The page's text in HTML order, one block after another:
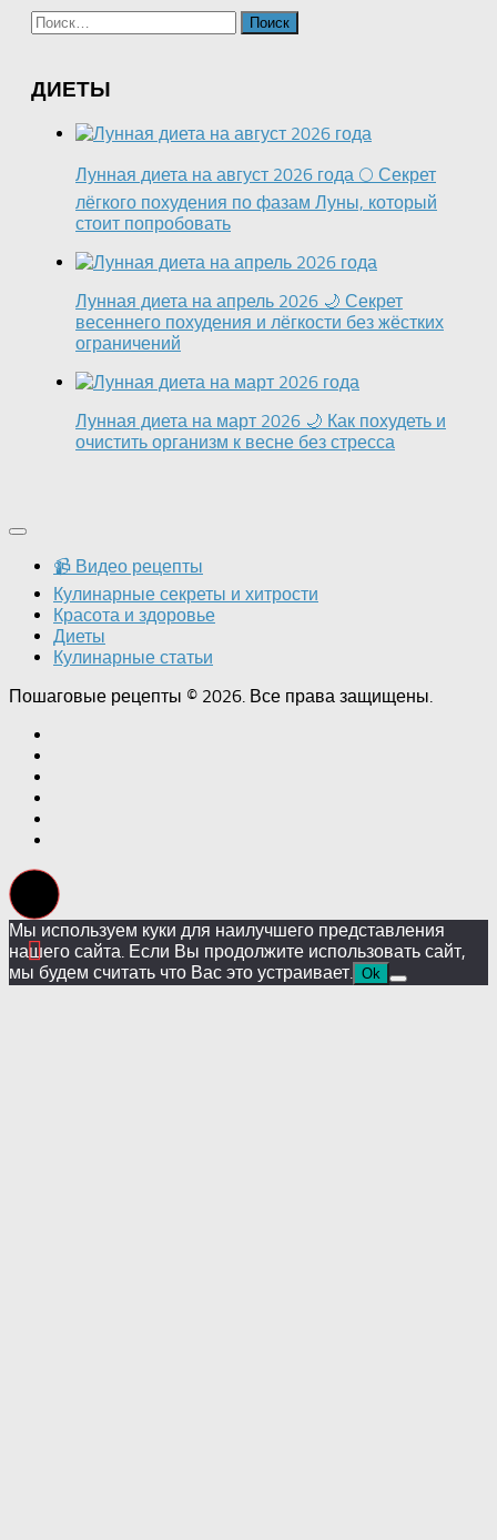
Найти:
ДИЕТЫ
Лунная диета на август 2026 года 🌕 Секрет
лёгкого похудения по фазам Луны, который
стоит попробовать
Лунная диета на апрель 2026 🌙 Секрет
весеннего похудения и лёгкости без жёстких
ограничений
Лунная диета на март 2026 🌙 Как похудеть и
очистить организм к весне без стресса
📹 Видео рецепты
Кулинарные секреты и хитрости
Красота и здоровье
Диеты
Кулинарные статьи
Пошаговые рецепты © 2026. Все права защищены.
Мы используем куки для наилучшего представления
нашего сайта. Если Вы продолжите использовать сайт,
мы будем считать что Вас это устраивает.
Ok